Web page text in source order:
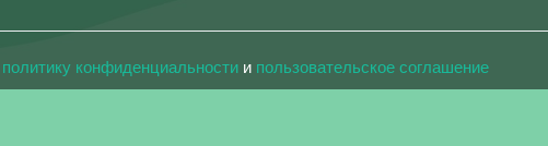
политику конфиденциальности и пользовательское соглашение